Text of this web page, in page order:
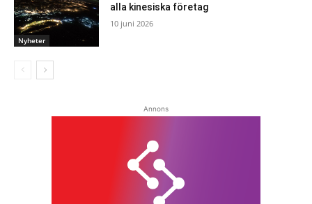
Nyheter
alla kinesiska företag
10 juni 2026
Annons